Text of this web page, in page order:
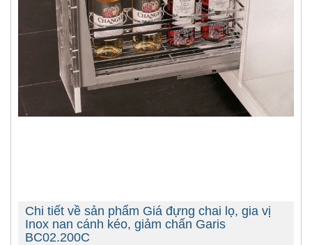
Chi tiết về sản phẩm Giá đựng chai lọ, gia vị
Inox nan cánh kéo, giảm chấn Garis
BC02.200C